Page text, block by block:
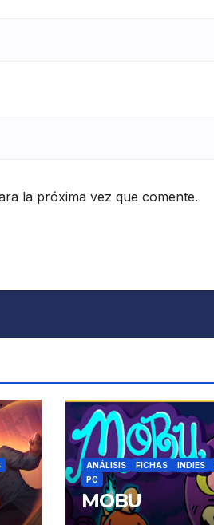
la próxima vez que comente.
ANÁLISIS FICHAS INDIES
PC
MOBU